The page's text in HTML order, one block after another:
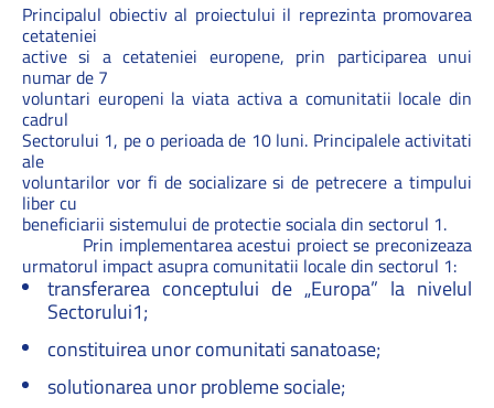
Principalul obiectiv al proiectului il reprezinta promovarea
cetateniei
active si a cetateniei europene, prin participarea unui
numar de 7
voluntari europeni la viata activa a comunitatii locale din
cadrul
Sectorului 1, pe o perioada de 10 luni. Principalele activitati
ale
voluntarilor vor fi de socializare si de petrecere a timpului
liber cu
beneficiarii sistemului de protectie sociala din sectorul 1.
Prin implementarea acestui proiect se preconizeaza
urmatorul impact asupra comunitatii locale din sectorul 1:
transferarea conceptului de „Europa” la nivelul
Sectorului1;
constituirea unor comunitati sanatoase;
solutionarea unor probleme sociale;